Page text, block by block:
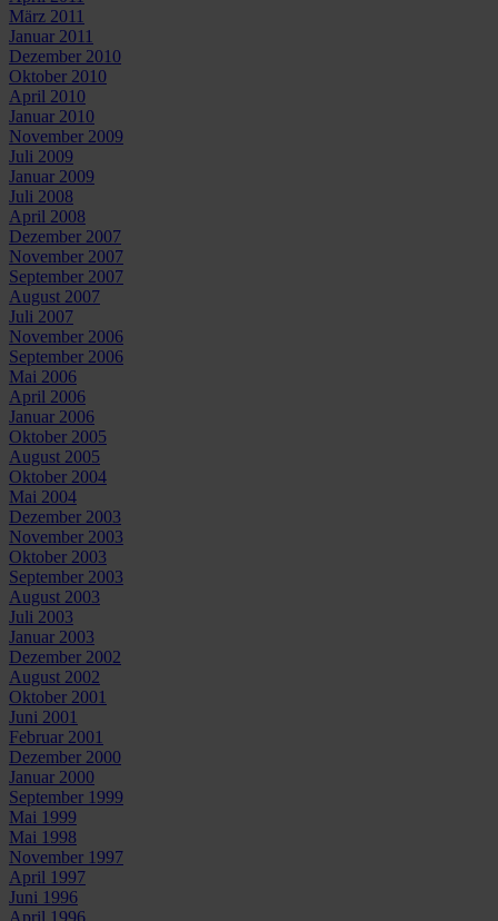
März 2011
Januar 2011
Dezember 2010
Oktober 2010
April 2010
Januar 2010
November 2009
Juli 2009
Januar 2009
Juli 2008
April 2008
Dezember 2007
November 2007
September 2007
August 2007
Juli 2007
November 2006
September 2006
Mai 2006
April 2006
Januar 2006
Oktober 2005
August 2005
Oktober 2004
Mai 2004
Dezember 2003
November 2003
Oktober 2003
September 2003
August 2003
Juli 2003
Januar 2003
Dezember 2002
August 2002
Oktober 2001
Juni 2001
Februar 2001
Dezember 2000
Januar 2000
September 1999
Mai 1999
Mai 1998
November 1997
April 1997
Juni 1996
April 1996